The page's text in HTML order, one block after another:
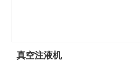
真空注液机